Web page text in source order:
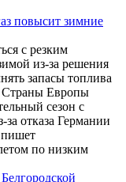
повысит зимние
с резким
из-за решения
запасы топлива
Страны Европы
сезон с
отказа Германии
пишет
по низким